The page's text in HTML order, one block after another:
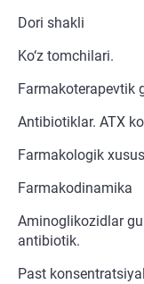
Dori shakli
Ko‘z tomchilari.
Farmakoterapevtik
Antibiotiklar. ATX
Farmakologik
Farmakodinamika
Aminoglikozidlar
antibiotik.
Past